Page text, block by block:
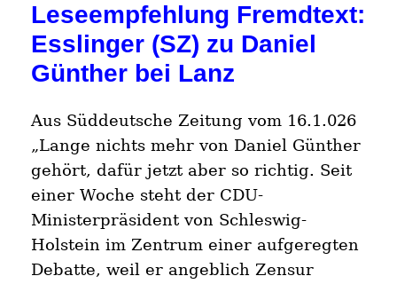
Leseempfehlung Fremdtext:
Esslinger (SZ) zu Daniel
Günther bei Lanz
Aus Süddeutsche Zeitung vom 16.1.026
„Lange nichts mehr von Daniel Günther
gehört, dafür jetzt aber so richtig. Seit
einer Woche steht der CDU-
Ministerpräsident von Schleswig-
Holstein im Zentrum einer aufgeregten
Debatte, weil er angeblich Zensur